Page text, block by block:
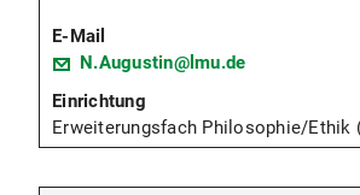
N.Augustin@lmu.de
Erweiterungsfach Philosophie/Ethik